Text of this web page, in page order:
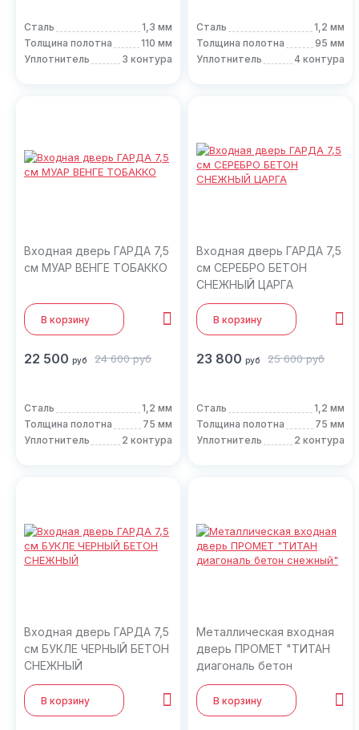
Сталь
1,3 мм
Толщина полотна
110 мм
Уплотнитель
3 контура
Сталь
1,2 мм
Толщина полотна
95 мм
Уплотнитель
4 контура
Входная дверь ГАРДА 7,5
см МУАР ВЕНГЕ ТОБАККО
В корзину
22 500 руб 24 600 руб
Сталь
1,2 мм
Толщина полотна
75 мм
Уплотнитель
2 контура
Входная дверь ГАРДА 7,5
см СЕРЕБРО БЕТОН
СНЕЖНЫЙ ЦАРГА
В корзину
23 800 руб 25 600 руб
Сталь
1,2 мм
Толщина полотна
75 мм
Уплотнитель
2 контура
Входная дверь ГАРДА 7,5
см БУКЛЕ ЧЕРНЫЙ БЕТОН
СНЕЖНЫЙ
В корзину
Металлическая входная
дверь ПРОМЕТ "ТИТАН
диагональ бетон
снежный"
В корзину